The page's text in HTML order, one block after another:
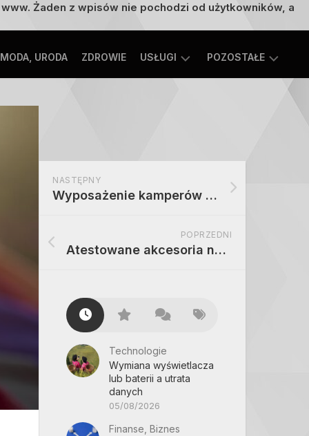
Żaden z wpisów nie pochodzi od użytkowników, a
MODA, URODA ZDROWIE USŁUGI POZOSTAŁE
TRANSPORT
NASTĘPNY
Wyposażenie kamperów wynajmowanych w CarGO!
POPRZEDNI
Atestowane akcesoria na kemping
Technologie
Wymiana wyświetlacza
lub baterii a utrata
danych
05/08/2026
Finanse, Biznes